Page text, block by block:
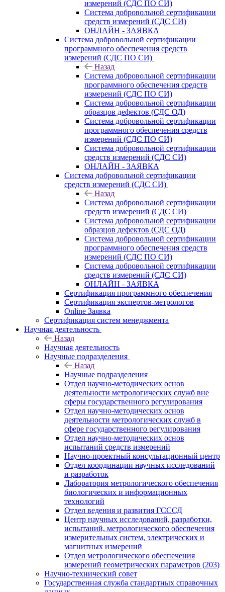
измерений (СДС ПО СИ)
Система добровольной сертификации
средств измерений (СДС СИ)
ОНЛАЙН - ЗАЯВКА
Система добровольной сертификации
программного обеспечения средств
измерений (СДС ПО СИ)
Назад
Система добровольной сертификации
программного обеспечения средств
измерений (СДС ПО СИ)
Система добровольной сертификации
образцов дефектов (СДС ОД)
Система добровольной сертификации
программного обеспечения средств
измерений (СДС ПО СИ)
Система добровольной сертификации
средств измерений (СДС СИ)
ОНЛАЙН - ЗАЯВКА
Система добровольной сертификации
средств измерений (СДС СИ)
Назад
Система добровольной сертификации
средств измерений (СДС СИ)
Система добровольной сертификации
образцов дефектов (СДС ОД)
Система добровольной сертификации
программного обеспечения средств
измерений (СДС ПО СИ)
Система добровольной сертификации
средств измерений (СДС СИ)
ОНЛАЙН - ЗАЯВКА
Сертификация программного обеспечения
Сертификация экспертов-метрологов
Online Заявка
Сертификация систем менеджмента
Научная деятельность
Назад
Научная деятельность
Научные подразделения
Назад
Научные подразделения
Отдел научно-методических основ
деятельности метрологических служб вне
сферы государственного регулирования
Отдел научно-методических основ
деятельности метрологических служб в
сфере государственного регулирования
Отдел научно-методических основ
испытаний средств измерений
Научно-проектный консультационный центр
Отдел координации научных исследований
и разработок
Лаборатория метрологического обеспечения
биологических и информационных
технологий
Отдел ведения и развития ГСССД
Центр научных исследований, разработки,
испытаний, метрологического обеспечения
измерительных систем, электрических и
магнитных измерений
Отдел метрологического обеспечения
измерений геометрических параметров (203)
Научно-технический совет
Государственная служба стандартных справочных